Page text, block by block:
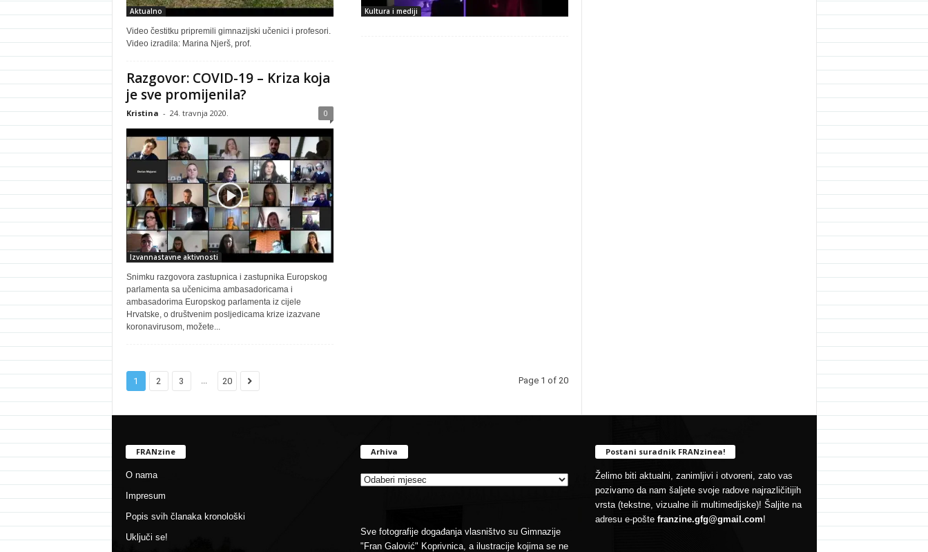
Aktualno
Video čestitku pripremili gimnazijski učenici i profesori.
Video izradila: Marina Njerš, prof.
Kultura i mediji
Razgovor: COVID-19 – Kriza koja
je sve promijenila?
Kristina - 24. travnja 2020. 0
Izvannastavne aktivnosti
Snimku razgovora zastupnica i zastupnika Europskog
parlamenta sa učenicima ambasadoricama i
ambasadorima Europskog parlamenta iz cijele
Hrvatske, o društvenim posljedicama krize izazvane
koronavirusom, možete...
1 2 3 ... 20 Page 1 of 20
FRANzine
O nama
Impresum
Popis svih članaka kronološki
Uključi se!
Arhiva
Sve fotografije događanja vlasništvo su Gimnazije
"Fran Galović" Koprivnica, a ilustracije kojima se ne
Postani suradnik FRANzinea!
Želimo biti aktualni, zanimljivi i otvoreni, zato vas
pozivamo da nam šaljete svoje radove najrazličitijih
vrsta (tekstne, vizualne ili multimedijske)! Šaljite na
adresu e-pošte franzine.gfg@gmail.com!